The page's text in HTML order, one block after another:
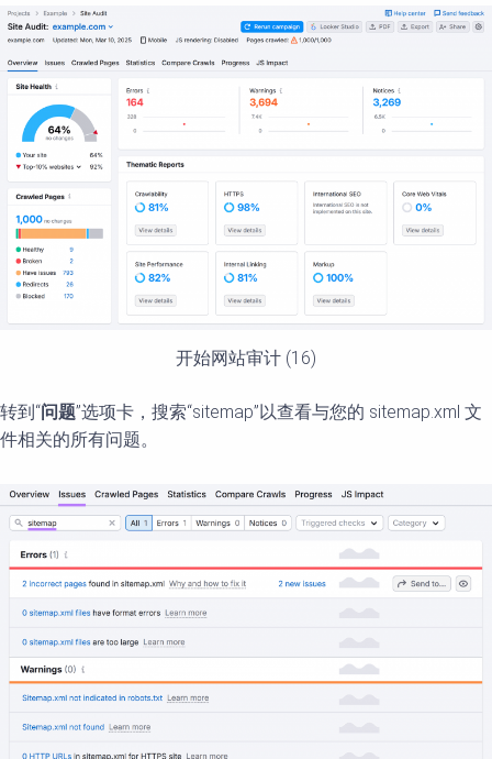
开始网站审计 (16)
转到“问题”选项卡，搜索“sitemap”以查看与您的 sitemap.xml 文
件相关的所有问题。